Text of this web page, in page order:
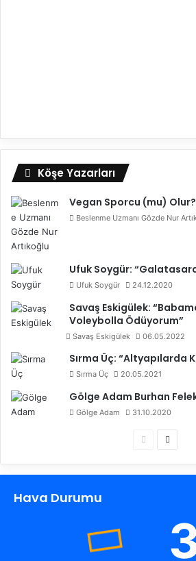
Köşe Yazarları
Vegan Sporcu (mu) Olur?
Beslenme Uzmanı Gözde Nur
Ufuk Soygür:
Ufuk Soygür 24.12.2020
Savaş Eskigülek:
Voleybolla Ödüyorum”
Savaş Eskigülek 06.05.2022
Sırma Üç: “Altyapılarda
Sırma Üç 20.05.2021
Gölge Adam Burhan
Gölge Adam 31.10.2020
c
n
k
i
Hava Durumu